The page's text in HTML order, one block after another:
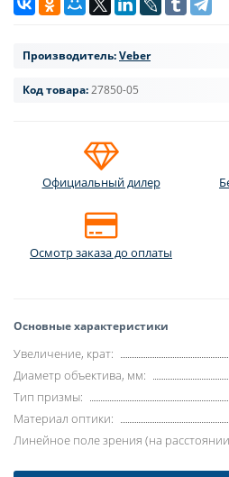
Производитель:Veber
Код товара:27850-05
Официальный дилер
Осмотр заказа до оплаты
Основные характеристики
Увеличение, крат:
Диаметр объектива, мм:
Тип призмы:
Материал оптики:
Линейное поле зрения (на